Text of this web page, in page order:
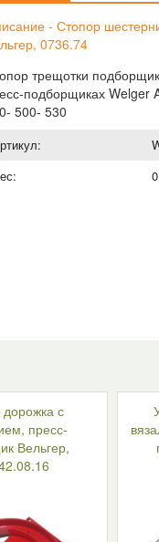
- Стопор
0736.74
трещотки
подборщиках Welger
500- 530
дорожка с
пресс-
Вельгер,